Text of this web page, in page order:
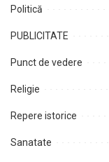
Politică
PUBLICITATE
Punct de vedere
Religie
Repere istorice
Sanatate